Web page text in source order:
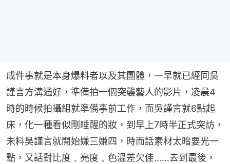
成件事就是本身爆料者以及其團體，一早就已經同吳
謹言方溝通好，準備拍一個突襲藝人的影片，凌晨4
時的時候拍攝組就準備事前工作，而吳謹言就6點起
床，化一種看似剛睡醒的妝，到早上7時半正式突訪，
未料吳謹言就開始嫌三嫌四，時而話素材太暗要光一
點，又話對比度﹑亮度﹑色溫差欠佳……去到最後，